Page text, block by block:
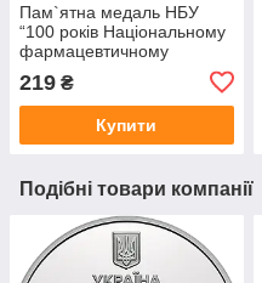
Пам`ятна медаль НБУ
“100 років Національному
фармацевтичному
219 ₴
Купити
Подібні товари компанії